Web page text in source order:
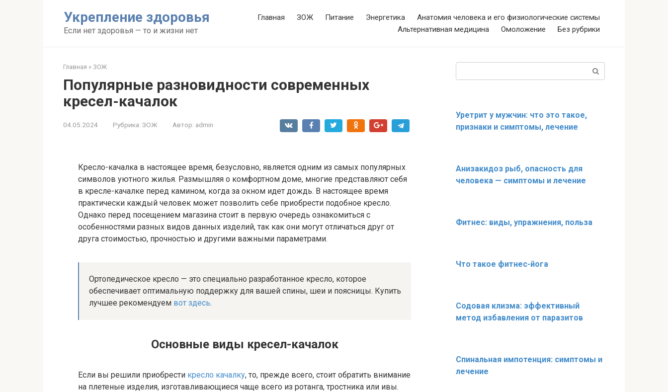
Укрепление здоровья
Если нет здоровья — то и жизни нет
Главная ЗОЖ Питание Энергетика
Анатомия человека и его физиологические системы
Альтернативная медицина
Омоложение Без рубрики
Главная » ЗОЖ
Популярные разновидности современных
кресел-качалок
04.05.2024 Рубрика: ЗОЖ Автор: admin
Кресло-качалка в настоящее время, безусловно, является одним из самых популярных
символов уютного жилья. Размышляя о комфортном доме, многие представляют себя
в кресле-качалке перед камином, когда за окном идет дождь. В настоящее время
практически каждый человек может позволить себе приобрести подобное кресло.
Однако перед посещением магазина стоит в первую очередь ознакомиться с
особенностями разных видов данных изделий, так как они могут отличаться друг от
друга стоимостью, прочностью и другими важными параметрами.
Ортопедическое кресло — это специально разработанное кресло, которое
обеспечивает оптимальную поддержку для вашей спины, шеи и поясницы. Купить
лучшее рекомендуем вот здесь.
Основные виды кресел-качалок
Если вы решили приобрести кресло качалку, то, прежде всего, стоит обратить внимание
на плетеные изделия, изготавливающиеся чаще всего из ротанга, тростника или ивы.
Уретрит у мужчин: что это такое,
признаки и симптомы, лечение
Анизакидоз рыб, опасность для
человека — симптомы и лечение
Фитнес: виды, упражнения, польза
Что такое фитнес-йога
Содовая клизма: эффективный
метод избавления от паразитов
Спинальная импотенция: симптомы и
лечение